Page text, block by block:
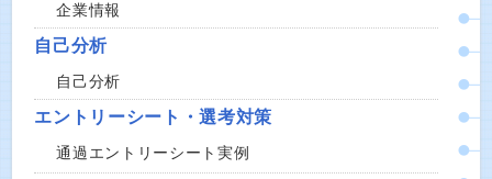
企業情報
自己分析
自己分析
エントリーシート・選考対策
通過エントリーシート実例